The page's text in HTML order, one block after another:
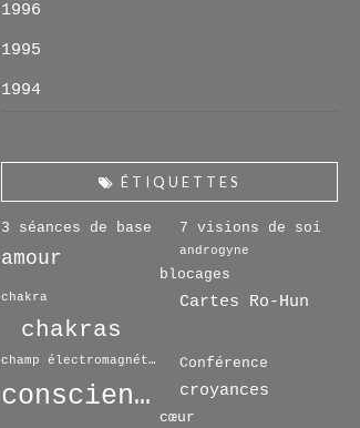
1996
1995
1994
ÉTIQUETTES
3 séances de base 7 visions de soi
amour androgyne
blocages
Cartes Ro-Hun
chakra
chakras
champ électromagnétique Conférence
conscience croyances
cœur